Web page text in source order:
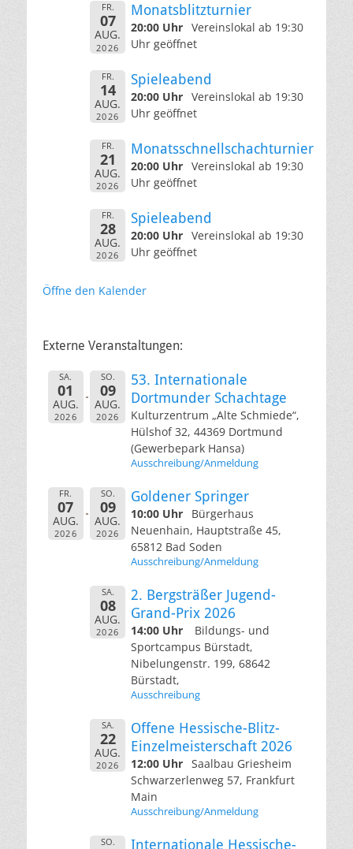
FR.
07
AUG.
2026
Monatsblitzturnier
20:00 Uhr Vereinslokal ab 19:30
Uhr geöffnet
FR.
14
AUG.
2026
Spieleabend
20:00 Uhr Vereinslokal ab 19:30
Uhr geöffnet
FR.
21
AUG.
2026
Monatsschnellschachturnier
20:00 Uhr Vereinslokal ab 19:30
Uhr geöffnet
FR.
28
AUG.
2026
Spieleabend
20:00 Uhr Vereinslokal ab 19:30
Uhr geöffnet
Öffne den Kalender
Externe Veranstaltungen:
SA.
01
AUG.
2026
SO.
09
AUG.
2026
53. Internationale
Dortmunder Schachtage
Kulturzentrum „Alte Schmiede“,
Hülshof 32, 44369 Dortmund
(Gewerbepark Hansa)
Ausschreibung/Anmeldung
FR.
07
AUG.
2026
SO.
09
AUG.
2026
Goldener Springer
10:00 Uhr
Bürgerhaus
Neuenhain, Hauptstraße 45,
65812 Bad Soden
Ausschreibung/Anmeldung
SA.
08
AUG.
2026
2. Bergsträßer Jugend-
Grand-Prix 2026
14:00 Uhr
Bildungs- und
Sportcampus Bürstadt,
Nibelungenstr. 199, 68642
Bürstadt,
Ausschreibung
SA.
22
AUG.
2026
Offene Hessische-Blitz-
Einzelmeisterschaft 2026
12:00 Uhr Saalbau Griesheim
Schwarzerlenweg 57, Frankfurt
Main
Ausschreibung/Anmeldung
SO. Internationale Hessische-